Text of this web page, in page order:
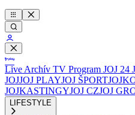
Live Archív TV Program JOJ 24
JOJJOJ PLAYJOJ ŠPORT
JOJKASTINGYJOJ CZJOJ
LIFESTYLE